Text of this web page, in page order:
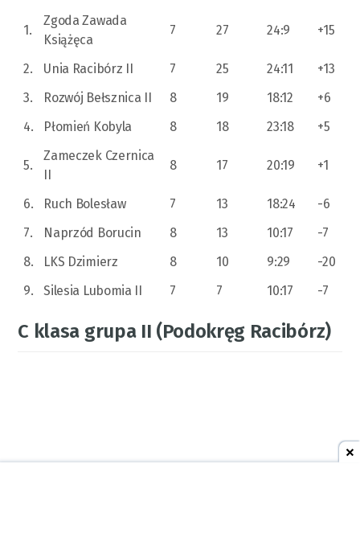
1.
Zgoda Zawada
Książęca
7 27 24:9 +15
2. Unia Racibórz II 7 25 24:11
+13
3.
Rozwój Bełsznica II 8 19 18:12
+6
4.
Płomień Kobyla 8 18 23:18 +5
5.
Zameczek Czernica
II
8 17 20:19 +1
6. Ruch Bolesław 7 13 18:24
-6
7.
Naprzód Borucin 8 13 10:17
-7
8.
LKS Dzimierz 8 10 9:29
-20
9.
Silesia Lubomia II 7 7 10:17 -7
C klasa grupa II (Podokręg Racibórz)